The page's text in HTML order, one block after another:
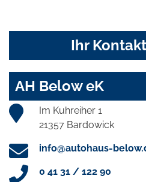
Ihr
AH Below eK
Im Kuhreiher 1
21357 Bardowick
info@autohaus-
0 41 31 / 122 90